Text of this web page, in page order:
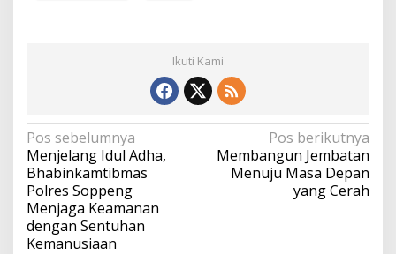
Ikuti Kami
Navigasi
pos
Pos sebelumnya
Menjelang Idul Adha,
Bhabinkamtibmas
Polres Soppeng
Menjaga Keamanan
dengan Sentuhan
Kemanusiaan
Pos berikutnya
Membangun Jembatan
Menuju Masa Depan
yang Cerah